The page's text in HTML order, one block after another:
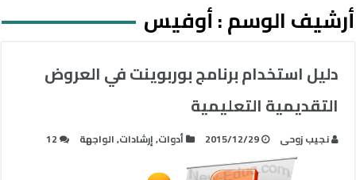
أرشيف الوسم :أوفيس
دليل استخدام برنامج بوربوينت في العروض
التقديمية التعليمية
نجيب زوحى 2015/12/29 أدوات,إرشادات,الواجهة 12